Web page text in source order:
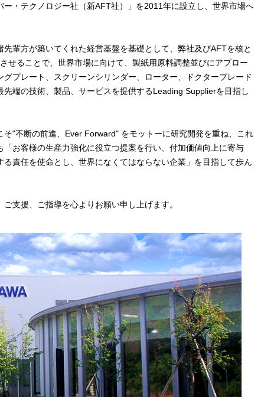
ー・テクノロジー社（新AFT社）」を2011年に設立し、世界市場へ
輩方が築いてくれた経営基盤を基礎として、弊社及びAFTを核と
せることで、世界市場に向けて、製紙用原料調整並びにアプロー
プレート、スクリーンシリンダー、ローター、ドクターブレード
端の技術、製品、サービスを提供するLeading Supplierを目指し
そ"不断の前進、Ever Forward" をモットーに研究開発を重ね、これ
お客様の生産力強化に役立つ提案を行い、付加価値向上に寄与
る責任を使命とし、世界になくてはならない企業」を目指して歩ん
支援、ご指導を心よりお願い申し上げます。